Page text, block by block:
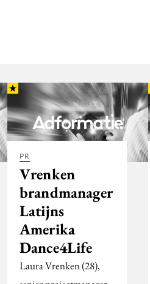
PR
Vrenken
brandmanager
Latijns
Amerika
Dance4Life
Laura Vrenken (28),